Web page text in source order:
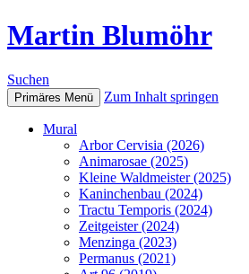
Martin Blumöhr
Suchen
Primäres Menü Zum Inhalt springen
Mural
Arbor Cervisia (2026)
Animarosae (2025)
Kleine Waldmeister (2025)
Kaninchenbau (2024)
Tractu Temporis (2024)
Zeitgeister (2024)
Menzinga (2023)
Permanus (2021)